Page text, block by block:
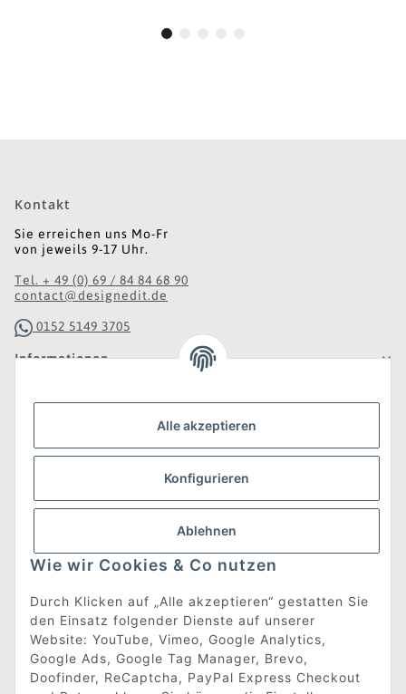
Alle akzeptieren
Konfigurieren
Ablehnen
Wie wir Cookies & Co nutzen
Durch Klicken auf „Alle akzeptieren“ gestatten Sie
den Einsatz folgender Dienste auf unserer
Website: YouTube, Vimeo, Google Analytics,
Google Ads, Google Tag Manager, Brevo,
Doofinder, ReCaptcha, PayPal Express Checkout
Kontakt
Sie erreichen uns Mo-Fr
von jeweils 9-17 Uhr.
Tel. + 49 (0) 69 / 84 84 68 90
contact@designedit.de
0152 5149 3705
Informationen
Gesetzliche Informationen
Was ist DesignEdit_?
Eine Online-Boutique für individuelles Design.
Ausgewählte Designer-Möbel und Accessoires, neue und
gebrauchte Designklassiker, die Entdeckung
unbekannter Manufakturen und Interior-Schätze aus
aller Welt sowie ein Blogazine mit jeder Menge
Inspiration.
Für alle, die nach dem Besonderen suchen!
[mehr erfahren]
Vertrag widerrufen